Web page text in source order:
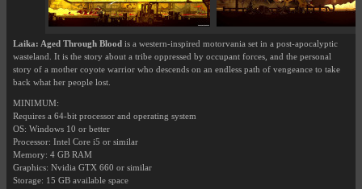
Laika: Aged Through Blood is a western-inspired motorvania set in a post-apocalyptic
wasteland. It is the story about a tribe oppressed by occupant forces, and the personal
story of a mother coyote warrior who descends on an endless path of vengeance to take
back what her people lost.
MINIMUM:
Requires a 64-bit processor and operating system
OS: Windows 10 or better
Processor: Intel Core i5 or similar
Memory: 4 GB RAM
Graphics: Nvidia GTX 660 or similar
Storage: 15 GB available space